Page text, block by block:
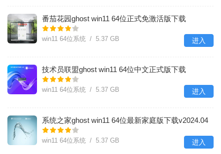
番茄花园ghost win11 64位正式免激活版下载
v2024.05
win11 64位系统 / 5.37 GB 进入
技术员联盟ghost win11 64位中文正式版下载
v2024.05
win11 64位系统 / 5.37 GB 进入
系统之家ghost win11 64位最新家庭版下载v2024.04
win11 64位系统 / 5.37 GB 进入